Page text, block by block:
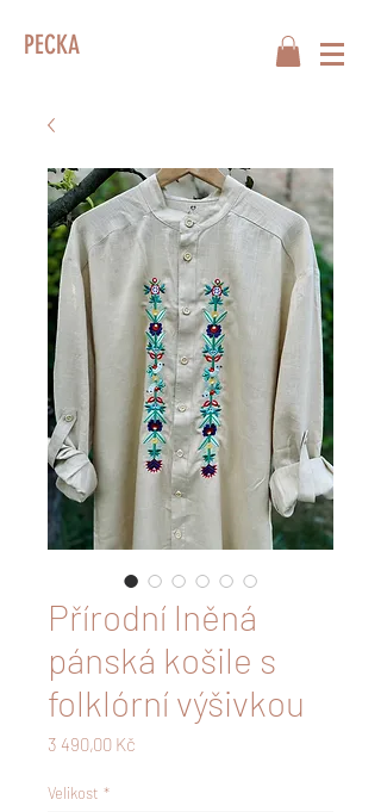
PECKA
Přírodní lněná
pánská košile s
folklórní výšivkou
3 490,00 Kč
Velikost *